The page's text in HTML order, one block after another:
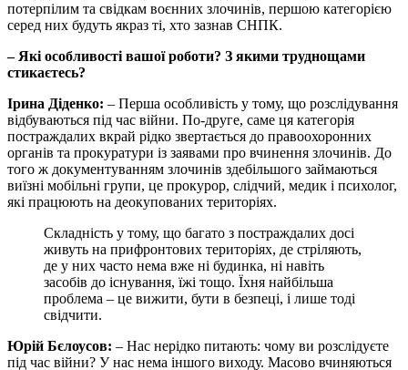
потерпілим та свідкам воєнних злочинів, першою категорією
серед них будуть якраз ті, хто зазнав СНПК.
– Які особливості вашої роботи? З якими труднощами
стикаєтесь?
Ірина Діденко: – Перша особливість у тому, що розслідування
відбуваються під час війни. По-друге, саме ця категорія
постраждалих вкрай рідко звертається до правоохоронних
органів та прокуратури із заявами про вчинення злочинів. До
того ж документуванням злочинів здебільшого займаються
виїзні мобільні групи, це прокурор, слідчий, медик і психолог,
які працюють на деокупованих територіях.
Складність у тому, що багато з постраждалих досі
живуть на прифронтових територіях, де стріляють,
де у них часто нема вже ні будинка, ні навіть
засобів до існування, їжі тощо. Їхня найбільша
проблема – це вижити, бути в безпеці, і лише тоді
свідчити.
Юрій Бєлоусов: – Нас нерідко питають: чому ви розслідуєте
під час війни? У нас нема іншого виходу. Масово вчиняються